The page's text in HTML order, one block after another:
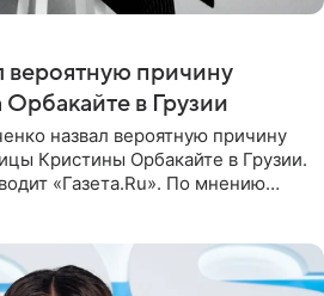
вероятную причину
в Грузии
назвал вероятную причину
Кристины Орбакайте в Грузии.
«Газета.Ru». По мнению